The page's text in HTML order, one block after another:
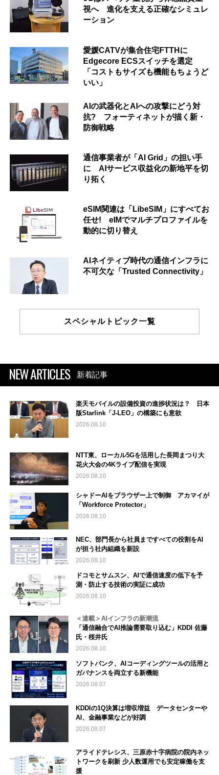
視へ 進化を支える正確なシミュレ
ーション
愛媛CATVが集合住宅FTTHに
Edgecore ECSスイッチを選定
「コストもサイズも機能もちょうど
いい」
AIの武器化とAIへの攻撃にどう対
抗? フォーティネットが描く新・
防御戦略
通信事業者が「AI Grid」の担い手
に AIサービス収益化の新地平を切
り拓く
eSIM関連は「LibeSIM」にすべてお
任せ! eIMでマルチプロファイルを
動的に切り替え
AIネイティブ時代の通信インフラに
不可欠な「Trusted Connectivity」
スペシャルトピック一覧
NEW ARTICLES 新着記事
楽天モバイルの設備投資の進捗状況は？ 日本
版Starlink「J-LEO」の構築にも意欲
2026.08.10
NTT東、ローカル5Gを活用した長岡まつり大
花火大会の4Kライブ配信を実現
2026.08.10
シャドーAIをブラウザー上で制御 アカマイが
「Workforce Protector」
2026.08.10
NEC、部門長から社員まですべての役割をAI
が担う社内組織を新設
2026.08.10
ドコモとサムスン、AIで通信速度の低下を予
測・防止する技術の実証に成功
2026.08.10
＜連載＞AIインフラの新潮流
「通信融合でAI推論需要取り込む」KDDI 佐藤
氏・桜井氏
2026.08.10
ソフトバンク、AIコーディングツールの活用と
ガバナンスを両立する新機能
2026.08.07
KDDIの1Q決算は増収増益 データセンターや
AI、金融事業などが好調
2026.08.07
アライドテレシス、三原赤十字病院の院内ネッ
トワークを刷新 少人数運用でも安定稼働を支
援